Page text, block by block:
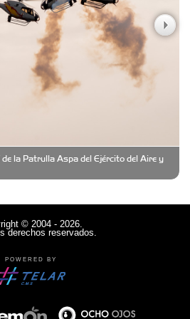
YAMASIRO
Cubanitos Rellenos!
Hurlingham
la Patrulla Aspa del Ejército del Aire y
© 2004 - 2026.
derechos reservados.
POWERED BY